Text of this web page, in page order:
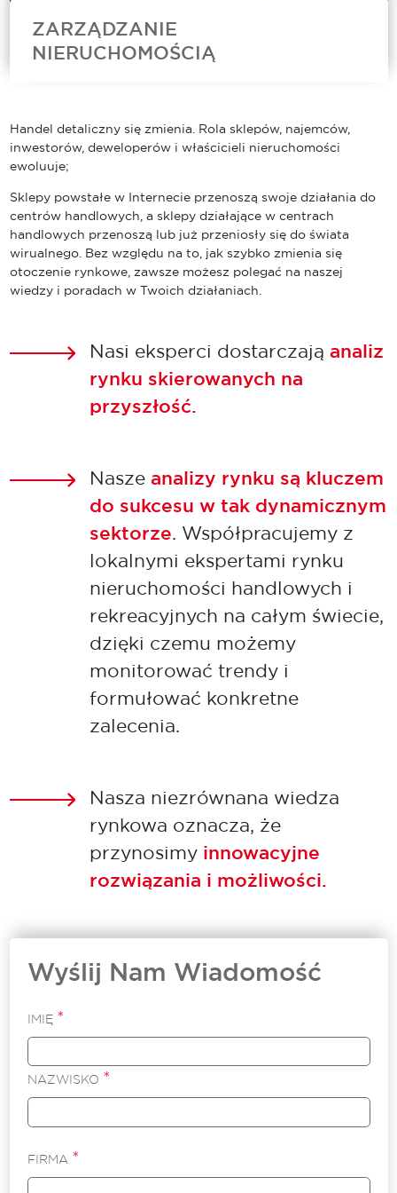
ZARZĄDZANIE
NIERUCHOMOŚCIĄ
świecie. Nasz zespół Asset Services oferuje
szeroki wachlarz usług zarządzania
nieruchomościami komercyjnymi obejmujących
bieżące utrzymanie obiektów, doradztwo
techniczne, usługi...
Handel detaliczny się zmienia. Rola sklepów, najemców,
inwestorów, deweloperów i właścicieli nieruchomości
ewoluuje;
Sklepy powstałe w Internecie przenoszą swoje działania do
centrów handlowych, a sklepy działające w centrach
handlowych przenoszą lub już przeniosły się do świata
wirualnego. Bez względu na to, jak szybko zmienia się
otoczenie rynkowe, zawsze możesz polegać na naszej
wiedzy i poradach w Twoich działaniach.
Nasi eksperci dostarczają analiz
rynku skierowanych na
przyszłość.
Nasze analizy rynku są kluczem
do sukcesu w tak dynamicznym
sektorze. Współpracujemy z
lokalnymi ekspertami rynku
nieruchomości handlowych i
rekreacyjnych na całym świecie,
dzięki czemu możemy
monitorować trendy i
formułować konkretne
zalecenia.
Nasza niezrównana wiedza
rynkowa oznacza, że
przynosimy innowacyjne
rozwiązania i możliwości.
Wyślij Nam Wiadomość
IMIĘ *
NAZWISKO *
FIRMA *